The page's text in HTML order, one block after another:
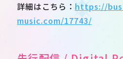
詳細はこちら： https://
music.com/17743/